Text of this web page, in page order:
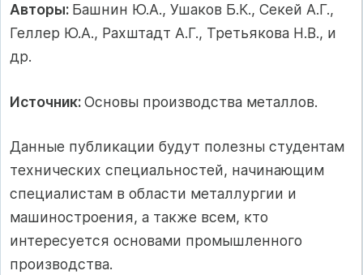
Авторы: Башнин Ю.А., Ушаков Б.К., Секей А.Г.,
Геллер Ю.А., Рахштадт А.Г., Третьякова Н.В., и
др.
Источник:Основы производства металлов.
Данные публикации будут полезны студентам
технических специальностей, начинающим
специалистам в области металлургии и
машиностроения, а также всем, кто
интересуется основами промышленного
производства.